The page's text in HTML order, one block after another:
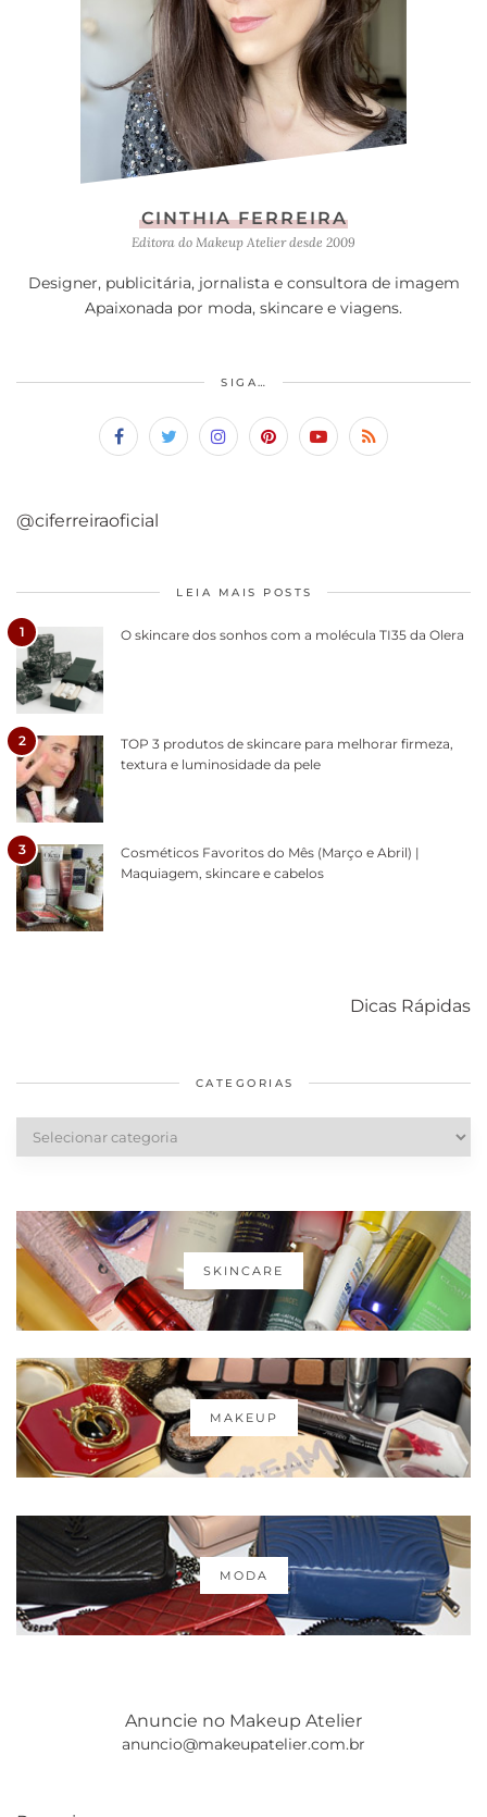
CINTHIA FERREIRA
Editora do Makeup Atelier desde 2009
Designer, publicitária, jornalista e consultora de imagem
Apaixonada por moda, skincare e viagens.
SIGA…
@ciferreiraoficial
LEIA MAIS POSTS
1 O skincare dos sonhos com a molécula TI35 da Olera
2
TOP 3 produtos de skincare para melhorar firmeza,
textura e luminosidade da pele
3
Cosméticos Favoritos do Mês (Março e Abril) |
Maquiagem, skincare e cabelos
Dicas Rápidas
diários
cabelos
CATEGORIAS
Categorias
SKINCARE
MAKEUP
MODA
Anuncie no Makeup Atelier
anuncio@makeupatelier.com.br